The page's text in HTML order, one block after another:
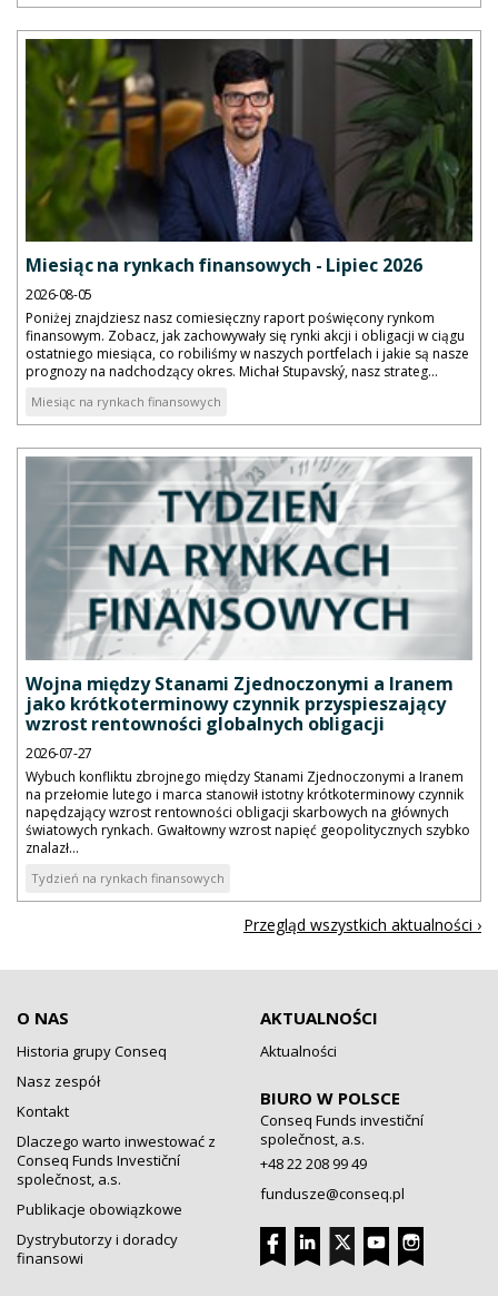
Miesiąc na rynkach finansowych - Lipiec 2026
2026-08-05
Poniżej znajdziesz nasz comiesięczny raport poświęcony rynkom
finansowym. Zobacz, jak zachowywały się rynki akcji i obligacji w ciągu
ostatniego miesiąca, co robiliśmy w naszych portfelach i jakie są nasze
prognozy na nadchodzący okres. Michał Stupavský, nasz strateg...
Miesiąc na rynkach finansowych
Wojna między Stanami Zjednoczonymi a Iranem
jako krótkoterminowy czynnik przyspieszający
wzrost rentowności globalnych obligacji
2026-07-27
Wybuch konfliktu zbrojnego między Stanami Zjednoczonymi a Iranem
na przełomie lutego i marca stanowił istotny krótkoterminowy czynnik
napędzający wzrost rentowności obligacji skarbowych na głównych
światowych rynkach. Gwałtowny wzrost napięć geopolitycznych szybko
znalazł...
Tydzień na rynkach finansowych
Przegląd wszystkich aktualności ›
O NAS
Historia grupy Conseq
Nasz zespół
Kontakt
Dlaczego warto inwestować z
Conseq Funds Investiční
společnost, a.s.
Publikacje obowiązkowe
Dystrybutorzy i doradcy
finansowi
AKTUALNOŚCI
Aktualności
BIURO W POLSCE
Conseq Funds investiční
společnost, a.s.
+48 22 208 99 49
fundusze@conseq.pl